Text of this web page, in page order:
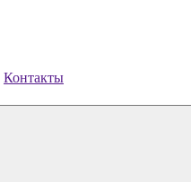
Контакты